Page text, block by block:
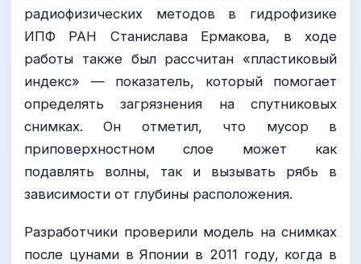
радиофизических методов в гидрофизике
ИПФ РАН Станислава Ермакова, в ходе
работы также был рассчитан «пластиковый
индекс» — показатель, который помогает
определять загрязнения на спутниковых
снимках. Он отметил, что мусор в
приповерхностном слое может как
подавлять волны, так и вызывать рябь в
зависимости от глубины расположения.
Разработчики проверили модель на снимках
после цунами в Японии в 2011 году, когда в